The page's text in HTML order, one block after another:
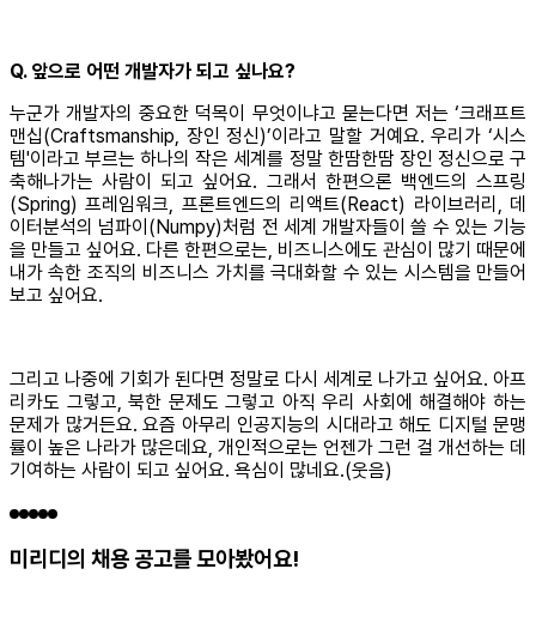
Q. 앞으로 어떤 개발자가 되고 싶나요?
누군가 개발자의 중요한 덕목이 무엇이냐고 묻는다면 저는 ‘크래프트
맨십(Craftsmanship, 장인 정신)’이라고 말할 거예요. 우리가 ‘시스
템'이라고 부르는 하나의 작은 세계를 정말 한땀한땀 장인 정신으로 구
축해나가는 사람이 되고 싶어요. 그래서 한편으론 백엔드의 스프링
(Spring) 프레임워크, 프론트엔드의 리액트(React) 라이브러리, 데
이터분석의 넘파이(Numpy)처럼 전 세계 개발자들이 쓸 수 있는 기능
을 만들고 싶어요. 다른 한편으로는, 비즈니스에도 관심이 많기 때문에
내가 속한 조직의 비즈니스 가치를 극대화할 수 있는 시스템을 만들어
보고 싶어요.
그리고 나중에 기회가 된다면 정말로 다시 세계로 나가고 싶어요. 아프
리카도 그렇고, 북한 문제도 그렇고 아직 우리 사회에 해결해야 하는
문제가 많거든요. 요즘 아무리 인공지능의 시대라고 해도 디지털 문맹
률이 높은 나라가 많은데요, 개인적으로는 언젠가 그런 걸 개선하는 데
기여하는 사람이 되고 싶어요. 욕심이 많네요.(웃음)
미리디의 채용 공고를 모아봤어요!